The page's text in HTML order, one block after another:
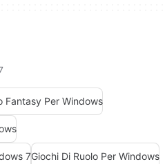
Fantasy Per Windows
7Giochi Di Ruolo Per Windows